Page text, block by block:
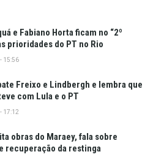
e Fabiano Horta ficam no “2º
prioridades do PT no Rio
15:56
Freixo e Lindbergh e lembra que
com Lula e o PT
17:12
obras do Maraey, fala sobre
recuperação da restinga